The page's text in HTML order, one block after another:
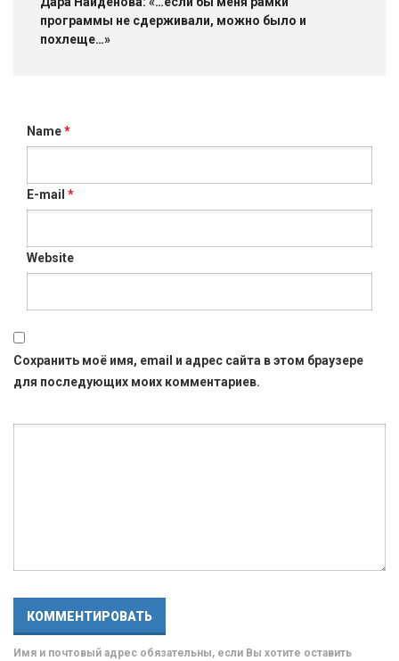
программы не сдерживали, можно было и
похлеще…»
Name*
E-mail *
Website
Сохранить моё имя, email и адрес сайта в этом браузере
для последующих моих комментариев.
Имя и почтовый адрес обязательны, если Вы хотите оставить